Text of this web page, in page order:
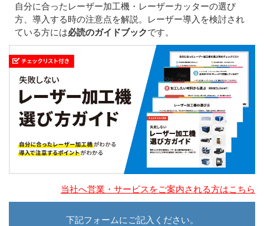
自分に合ったレーザー加工機・レーザーカッターの選び
方、導入する時の注意点を解説。レーザー導入を検討され
ている方には必読のガイドブックです。
当社へ営業・サービスをご案内される方はこちら
下記フォームにご記入ください。